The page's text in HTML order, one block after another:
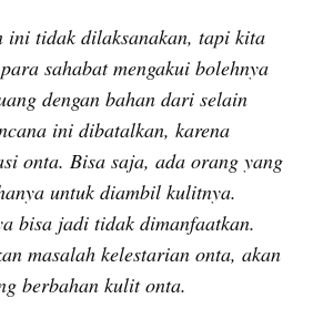
ini tidak dilaksanakan, tapi kita
sahabat mengakui bolehnya
dengan bahan dari selain
ini dibatalkan, karena
onta. Bisa saja, ada orang yang
untuk diambil kulitnya.
bisa jadi tidak dimanfaatkan.
masalah kelestarian onta, akan
berbahan kulit onta.